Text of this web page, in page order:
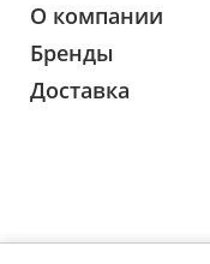
О компании
Бренды
Доставка